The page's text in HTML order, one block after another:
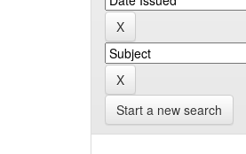
Start a new search